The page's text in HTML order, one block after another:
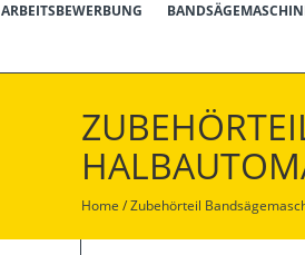
ARBEITSBEWERBUNG
Home /Zubehörteil